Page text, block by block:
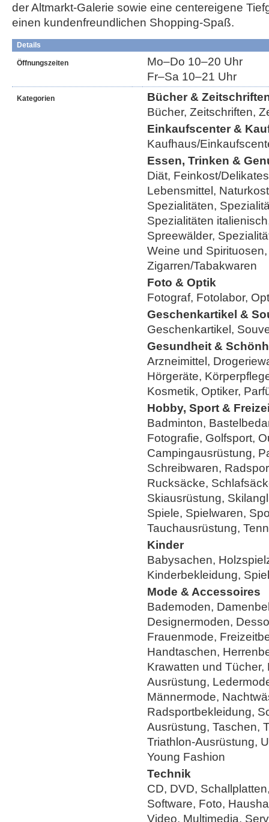
der Altmarkt-Galerie sowie eine centereigene
einen kundenfreundlichen Shopping-Spaß.
Details
Öffnungszeiten
Mo–Do 10–20 Uhr
Fr–Sa 10–21 Uhr
Kategorien
Bücher &
Bücher, Zeitschriften,
Einkaufscenter &
Kaufhaus/
Essen, Trinken &
Diät, Feinkost/
Lebensmittel,
Spezialitäten,
Spezialitäten
Spreewälder,
Weine und Spirituosen,
Zigarren/Tabakwaren
Foto & Optik
Fotograf, Fotolabor,
Geschenkartikel &
Geschenkartikel,
Gesundheit &
Arzneimittel,
Hörgeräte,
Kosmetik, Optiker,
Hobby, Sport &
Badminton,
Fotografie, Golfsport,
Campingausrüstung,
Schreibwaren,
Rucksäcke,
Skiausrüstung,
Spiele, Spielwaren,
Tauchausrüstung,
Kinder
Babysachen,
Kinderbekleidung,
Mode & Accessoires
Bademoden,
Designermoden,
Frauenmode,
Handtaschen,
Krawatten und Tücher,
Ausrüstung,
Männermode,
Radsportbekleidung,
Ausrüstung, Taschen,
Triathlon-Ausrüstung,
Young Fashion
Technik
CD, DVD,
Software, Foto,
Video, Multimedia,